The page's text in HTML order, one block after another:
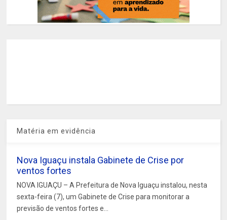
Matéria em evidência
Nova Iguaçu instala Gabinete de Crise por
ventos fortes
NOVA IGUAÇU – A Prefeitura de Nova Iguaçu instalou, nesta
sexta-feira (7), um Gabinete de Crise para monitorar a
previsão de ventos fortes e...